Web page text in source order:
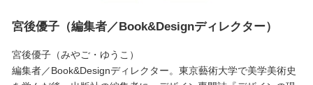
宮後優子（編集者／Book&Designディレクター）
宮後優子（みやご・ゆうこ）
編集者／Book&Designディレクター。東京藝術大学で美学美術史